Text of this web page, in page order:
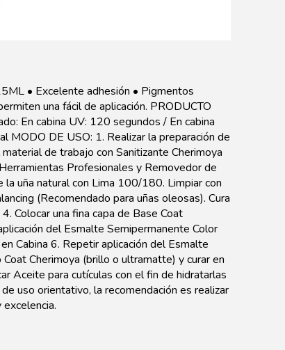
• Excelente adhesión • Pigmentos
una fácil de aplicación. PRODUCTO
En cabina UV: 120 segundos / En cabina
DE USO: 1. Realizar la preparación de
de trabajo con Sanitizante Cherimoya
Profesionales y Removedor de
uña natural con Lima 100/180. Limpiar con
(Recomendado para uñas oleosas). Cura
Colocar una fina capa de Base Coat
del Esmalte Semipermanente Color
Cabina 6. Repetir aplicación del Esmalte
Cherimoya (brillo o ultramatte) y curar en
Aceite para cutículas con el fin de hidratarlas
uso orientativo, la recomendación es realizar